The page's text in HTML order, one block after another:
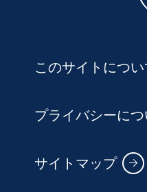
このサイトについ
プライバシーにつ
サイトマップ